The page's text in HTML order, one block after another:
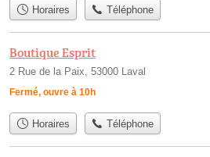
Horaires Téléphone
Boutique Esprit
2 Rue de la Paix, 53000 Laval
Fermé, ouvre à 10h
Horaires Téléphone